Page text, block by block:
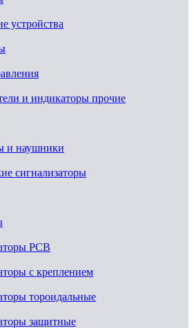
устройства
и индикаторы прочие
и наушники
сигнализаторы
PCB
с креплением
тороидальные
защитные